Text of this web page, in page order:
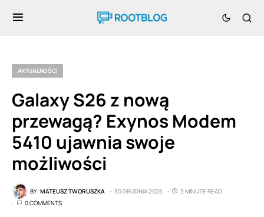
AKTUALNOŚCI
Galaxy S26 z nową
przewagą? Exynos Modem
5410 ujawnia swoje
możliwości
BY MATEUSZ TWORUSZKA 30 GRUDNIA 2025
3 MINUTE READ
0 COMMENTS